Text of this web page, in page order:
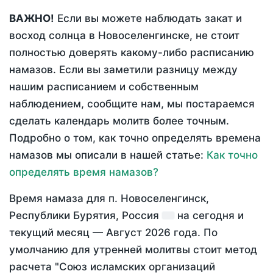
ВАЖНО! Если вы можете наблюдать закат и
восход солнца в Новоселенгинске, не стоит
полностью доверять какому-либо расписанию
намазов. Если вы заметили разницу между
нашим расписанием и собственным
наблюдением, сообщите нам, мы постараемся
сделать календарь молитв более точным.
Подробно о том, как точно определять времена
намазов мы описали в нашей статье: Как точно
определять время намазов?
Время намаза для п. Новоселенгинск,
Республики Бурятия, Россия
на сегодня и
текущий месяц — Август 2026 года. По
умолчанию для утренней молитвы стоит метод
расчета "Союз исламских организаций